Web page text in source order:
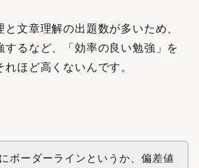
文章理解の出題数が多いため、
するなど、「効率の良い勉強」を
れほど高くないんです。
ボーダーラインというか、偏差値